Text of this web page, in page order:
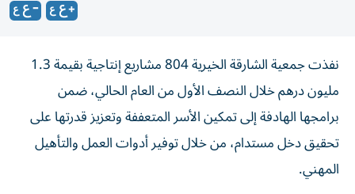
نفذت جمعية الشارقة الخيرية 804 مشاريع إنتاجية بقيمة 1.3
مليون درهم خلال النصف الأول من العام الحالي، ضمن
برامجها الهادفة إلى تمكين الأسر المتعففة وتعزيز قدرتها على
تحقيق دخل مستدام، من خلال توفير أدوات العمل والتأهيل
المهني.